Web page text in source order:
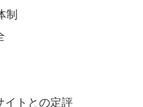
制
イトとの定評